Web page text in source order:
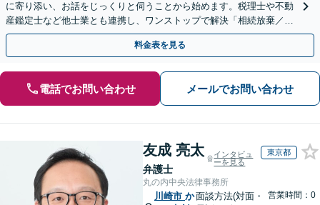
に寄り添い、お話をじっくりと伺うことから始めます。税理士や不動
産鑑定士など他士業とも連携し、ワンストップで解決「相続放棄／遺
言書作成／遺留分侵害額請求／使い込み・寄与分など」
料金表を見る
電話でお問い合わせ メールでお問い合わせ
友成 亮太
弁護士
インタビュ
ーを見る
東京都
丸の内中央法律事務所
川崎市 か面談方法(対面・
営業時間：0